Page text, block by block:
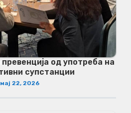
од употреба на
супстанции
мај 22, 2026